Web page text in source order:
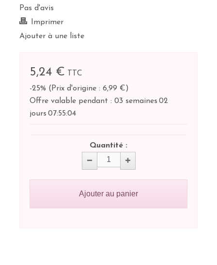
Pas d'avis
Imprimer
Ajouter à une liste
5,24 €
TTC
-25% ( Prix d'origine : 6,99 €)
Offre valable pendant : 03 semaines 02
jours 07:55:03
Quantité :
Ajouter au panier